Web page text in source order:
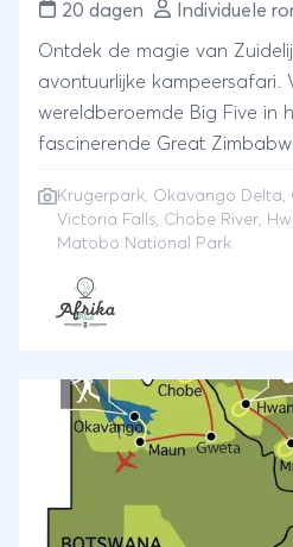
20 dagen
Individuele
Ontdek de magie van
avontuurlijke kampeersafari.
wereldberoemde Big Five in
fascinerende Great
indrukwekkende Victoria
onvergetelijke
van Hwange en Matobo
combineert avontuur, natuur
campings midden in de
reizigers die op zoek zijn
Afrikaanse ervaring!
Krugerpark, Okavango Delta,
Victoria Falls, Chobe River,
Matobo National Park